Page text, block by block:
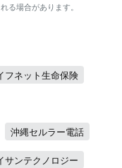
る場合があります。
フネット生命保険
沖縄セルラー電話
サンテクノロジー